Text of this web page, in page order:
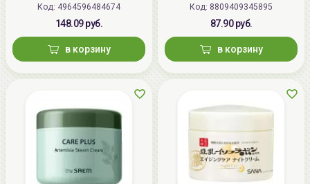
Код: 4964596484674
148.09 руб.
в корзину
Код: 8809409345895
87.90 руб.
в корзину